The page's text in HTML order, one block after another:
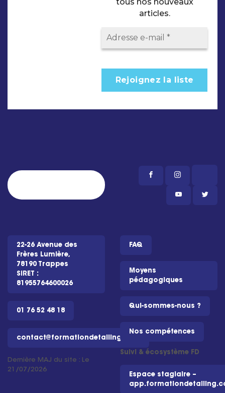
articles.
22-26 Avenue des
Frères Lumière,
78190 Trappes
SIRET :
81955764600026
01 76 52 48 18
contact@formationdetailing.com
Dernière MAJ du site : Le
21/07/2026
FAQ
Moyens
pédagogiques
Qui-sommes-nous ?
Nos compétences
Suivi & écosystème FD
Espace stagiaire –